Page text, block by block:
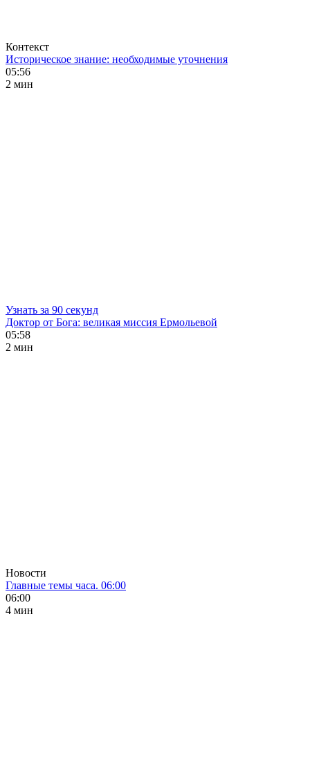
Контекст
Историческое знание: необходимые уточнения
05:56
2 мин
Узнать за 90 секунд
Доктор от Бога: великая миссия Ермольевой
05:58
2 мин
Новости
Главные темы часа. 06:00
06:00
4 мин